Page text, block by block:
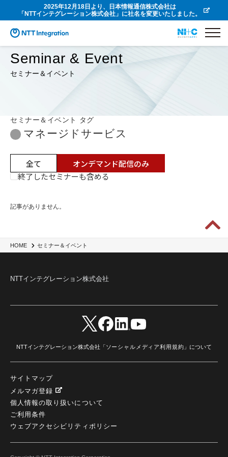
2025年12月18日より、日本情報通信株式会社は
「NTTインテグレーション株式会社」に社名を変更いたしました。
Seminar & Event
セミナー＆イベント
HOME セミナー＆イベント
セミナー＆イベント タグ
マネージドサービス
全て
オンデマンド配信のみ
終了したセミナーも含める
記事がありません。
NTTインテグレーション株式会社
NTTインテグレーション株式会社「ソーシャルメディア利用規約 」について
サイトマップ
メルマガ登録
個人情報の取り扱いについて
ご利用条件
ウェブアクセシビリティポリシー